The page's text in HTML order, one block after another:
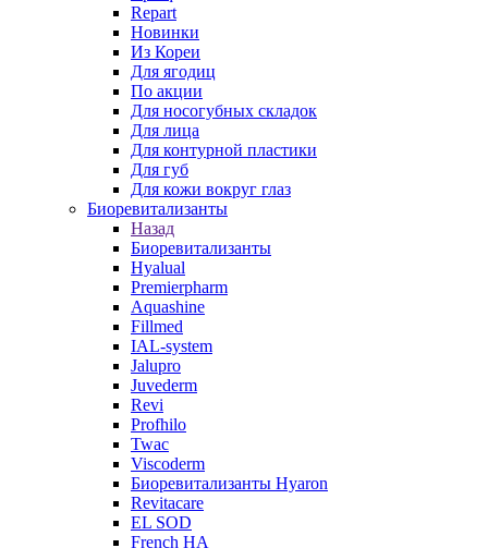
Repart
Новинки
Из Кореи
Для ягодиц
По акции
Для носогубных складок
Для лица
Для контурной пластики
Для губ
Для кожи вокруг глаз
Биоревитализанты
Назад
Биоревитализанты
Hyalual
Premierpharm
Aquashine
Fillmed
IAL-system
Jalupro
Juvederm
Revi
Profhilo
Twac
Viscoderm
Биоревитализанты Hyaron
Revitacare
EL SOD
French HA